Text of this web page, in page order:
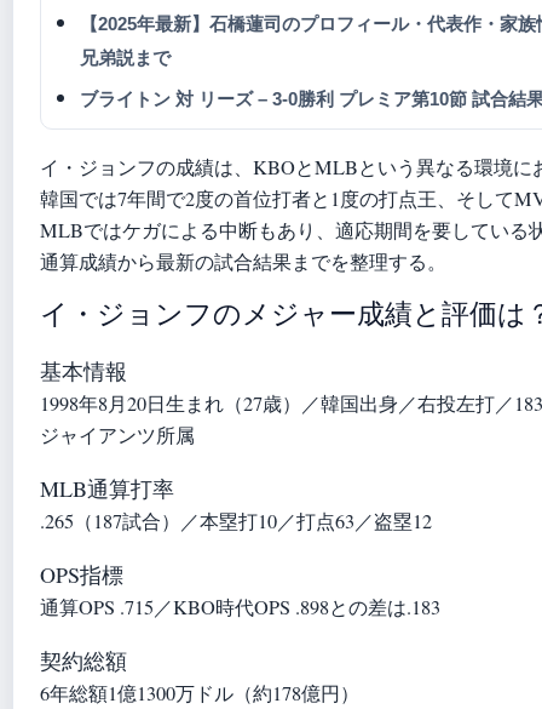
【2025年最新】石橋蓮司のプロフィール・代表作・家
兄弟説まで
ブライトン 対 リーズ – 3-0勝利 プレミア第10節 試合結
イ・ジョンフの成績は、KBOとMLBという異なる環境
韓国では7年間で2度の首位打者と1度の打点王、そして
MLBではケガによる中断もあり、適応期間を要している
通算成績から最新の試合結果までを整理する。
イ・ジョンフのメジャー成績と評価は
基本情報
1998年8月20日生まれ（27歳）／韓国出身／右投左打／
ジャイアンツ所属
MLB通算打率
.265（187試合）／本塁打10／打点63／盗塁12
OPS指標
通算OPS .715／KBO時代OPS .898との差は.183
契約総額
6年総額1億1300万ドル（約178億円）